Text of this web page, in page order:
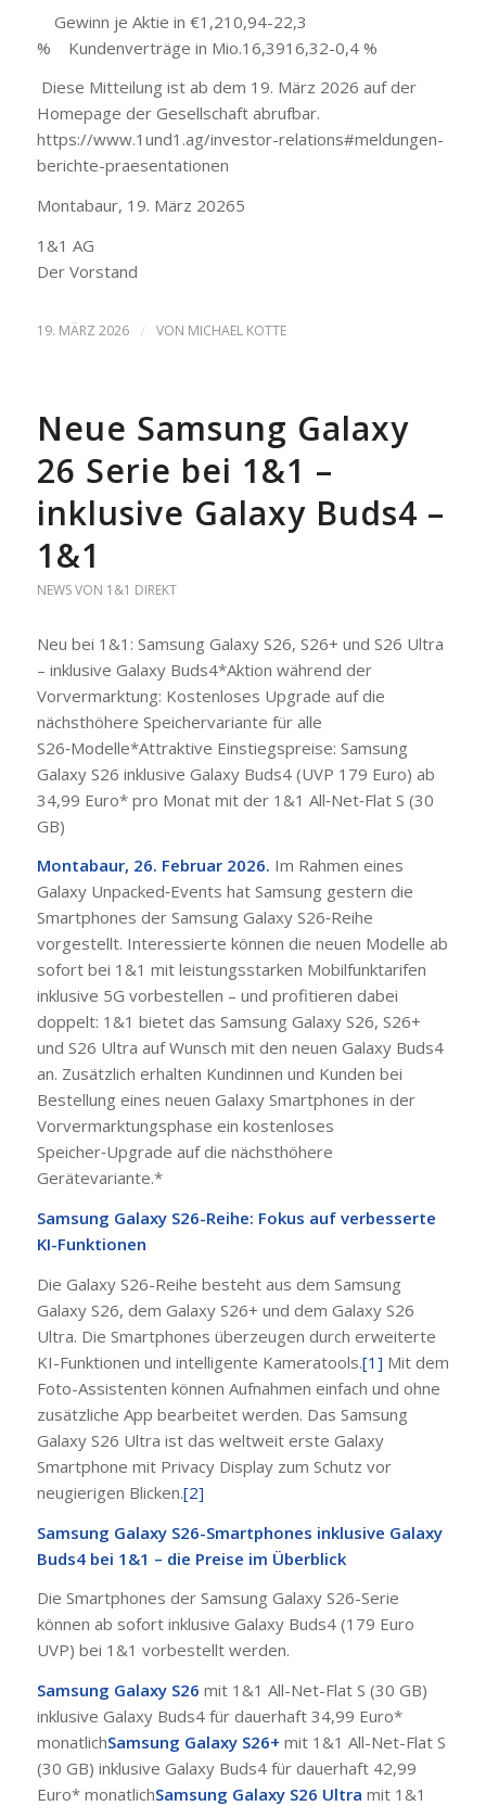
Gewinn je Aktie in €1,210,94-22,3
% Kundenverträge in Mio.16,3916,32-0,4 %
Diese Mitteilung ist ab dem 19. März 2026 auf der
Homepage der Gesellschaft abrufbar.
https://www.1und1.ag/investor-relations#meldungen-
berichte-praesentationen
Montabaur, 19. März 20265
1&1 AG
Der Vorstand
19. MÄRZ 2026 / VON MICHAEL KOTTE
Neue Samsung Galaxy
26 Serie bei 1&1 –
inklusive Galaxy Buds4 –
1&1
NEWS VON 1&1 DIREKT
Neu bei 1&1: Samsung Galaxy S26, S26+ und S26 Ultra
– inklusive Galaxy Buds4*Aktion während der
Vorvermarktung: Kostenloses Upgrade auf die
nächsthöhere Speichervariante für alle
S26‑Modelle*Attraktive Einstiegspreise: Samsung
Galaxy S26 inklusive Galaxy Buds4 (UVP 179 Euro) ab
34,99 Euro* pro Monat mit der 1&1 All‑Net‑Flat S (30
GB)
Montabaur, 26. Februar 2026. Im Rahmen eines
Galaxy Unpacked‑Events hat Samsung gestern die
Smartphones der Samsung Galaxy S26‑Reihe
vorgestellt. Interessierte können die neuen Modelle ab
sofort bei 1&1 mit leistungsstarken Mobilfunktarifen
inklusive 5G vorbestellen – und profitieren dabei
doppelt: 1&1 bietet das Samsung Galaxy S26, S26+
und S26 Ultra auf Wunsch mit den neuen Galaxy Buds4
an. Zusätzlich erhalten Kundinnen und Kunden bei
Bestellung eines neuen Galaxy Smartphones in der
Vorvermarktungsphase ein kostenloses
Speicher‑Upgrade auf die nächsthöhere
Gerätevariante.*
Samsung Galaxy S26-Reihe: Fokus auf verbesserte
KI-Funktionen
Die Galaxy S26-Reihe besteht aus dem Samsung
Galaxy S26, dem Galaxy S26+ und dem Galaxy S26
Ultra. Die Smartphones überzeugen durch erweiterte
KI-Funktionen und intelligente Kameratools.[1] Mit dem
Foto-Assistenten können Aufnahmen einfach und ohne
zusätzliche App bearbeitet werden. Das Samsung
Galaxy S26 Ultra ist das weltweit erste Galaxy
Smartphone mit Privacy Display zum Schutz vor
neugierigen Blicken.[2]
Samsung Galaxy S26-Smartphones inklusive Galaxy
Buds4 bei 1&1 – die Preise im Überblick
Die Smartphones der Samsung Galaxy S26-Serie
können ab sofort inklusive Galaxy Buds4 (179 Euro
UVP) bei 1&1 vorbestellt werden.
Samsung Galaxy S26 mit 1&1 All-Net-Flat S (30 GB)
inklusive Galaxy Buds4 für dauerhaft 34,99 Euro*
monatlichSamsung Galaxy S26+ mit 1&1 All-Net-Flat S
(30 GB) inklusive Galaxy Buds4 für dauerhaft 42,99
Euro* monatlichSamsung Galaxy S26 Ultra mit 1&1